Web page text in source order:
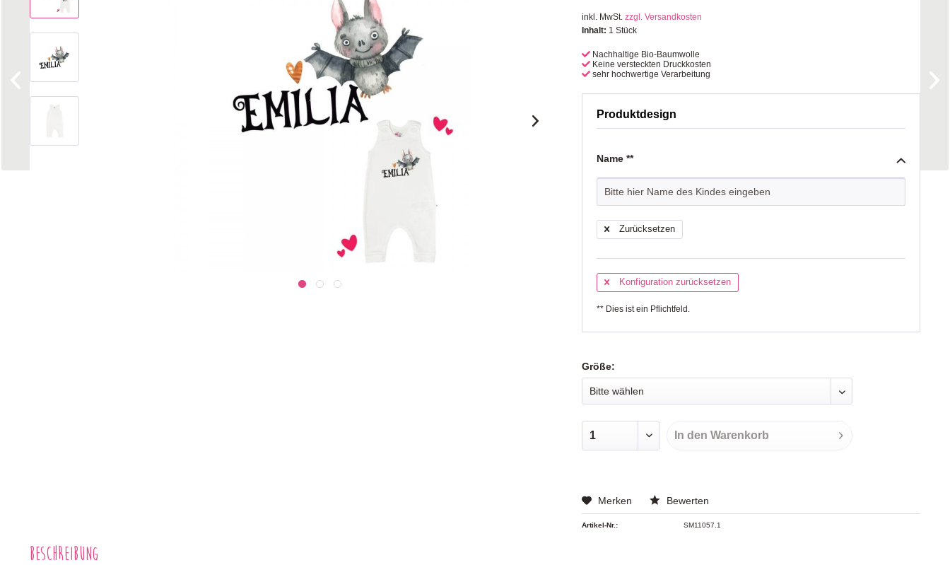
inkl. MwSt.zzgl. Versandkosten
Inhalt: 1 Stück
Nachhaltige Bio-Baumwolle
Keine versteckten Druckkosten
sehr hochwertige Verarbeitung
Produktdesign
Name **
Zurücksetzen
Konfiguration zurücksetzen
** Dies ist ein Pflichtfeld.
Größe:
In den Warenkorb
Merken Bewerten
Artikel-Nr.: SM11057.1
Beschreibung